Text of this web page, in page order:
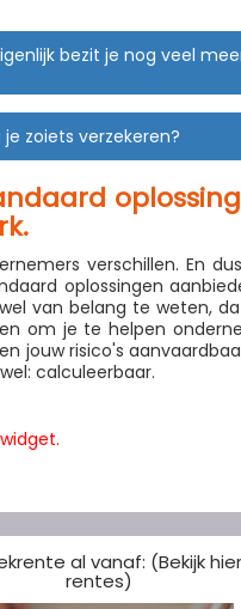
bezit je nog veel
je zoiets verzekeren?
verschillen. En
oplossingen
van belang te weten,
om je te helpen
jouw risico's
calculeerbaar.
al vanaf: (Bekijk
rentes)